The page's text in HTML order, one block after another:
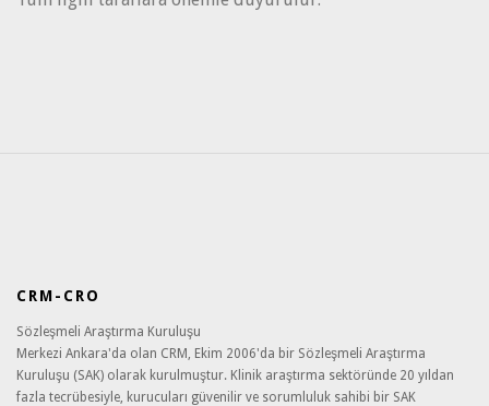
CRM-CRO
Sözleşmeli Araştırma Kuruluşu
Merkezi Ankara'da olan CRM, Ekim 2006'da bir Sözleşmeli Araştırma
Kuruluşu (SAK) olarak kurulmuştur. Klinik araştırma sektöründe 20 yıldan
fazla tecrübesiyle, kurucuları güvenilir ve sorumluluk sahibi bir SAK